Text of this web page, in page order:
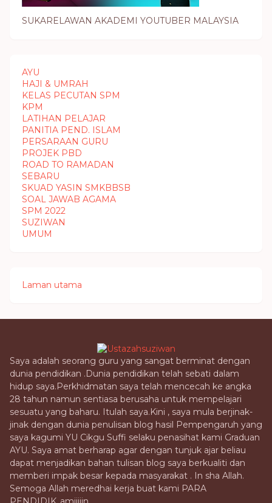
SUKARELAWAN AKADEMI YOUTUBER MALAYSIA
AYU
HAJI & UMRAH
KELAS PECUTAN SPM
KPM
LATIHAN PELAJAR
PANITIA PEND. ISLAM
PERSARAAN GURU
PROJEK PBD
ROAD TO RAMADAN
SEBARU
SKUAD YASIN SMKBBSB
SOAL JAWAB AGAMA
SPM 2022
SUZIWAN
UMUM
Laman utama
Saya adalah seorang guru yang sangat berminat dengan
dunia pendidikan .Dunia pendidikan telah sebati dalam
hidup saya.Perkhidmatan saya telah mencecah ke angka
28 tahun namun sentiasa berusaha untuk mempelajari
sesuatu yang baharu. Itulah saya.Kini , saya mula berjinak-
jinak dengan dunia penulisan blog hasil Pempengaruh yang
saya kagumi YU Cikgu Suffi selaku penasihat kami Graduan
AYU. Saya amat berharap agar dengan tunjuk ajar beliau
dapat menjadikan bahan tulisan blog saya berkualiti dan
memberi impak besar kepada masyarakat . In sha Allah.
Semoga Allah meredhai kerja buat kami PARA